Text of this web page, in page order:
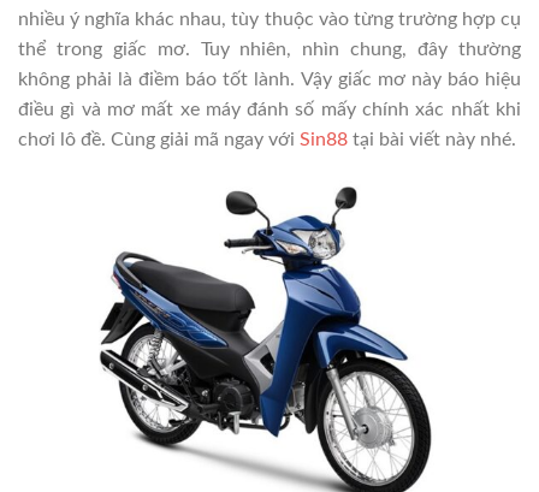
nhiều ý nghĩa khác nhau, tùy thuộc vào từng trường hợp cụ
thể trong giấc mơ. Tuy nhiên, nhìn chung, đây thường
không phải là điềm báo tốt lành. Vậy giấc mơ này báo hiệu
điều gì và mơ mất xe máy đánh số mấy chính xác nhất khi
chơi lô đề. Cùng giải mã ngay với Sin88 tại bài viết này nhé.